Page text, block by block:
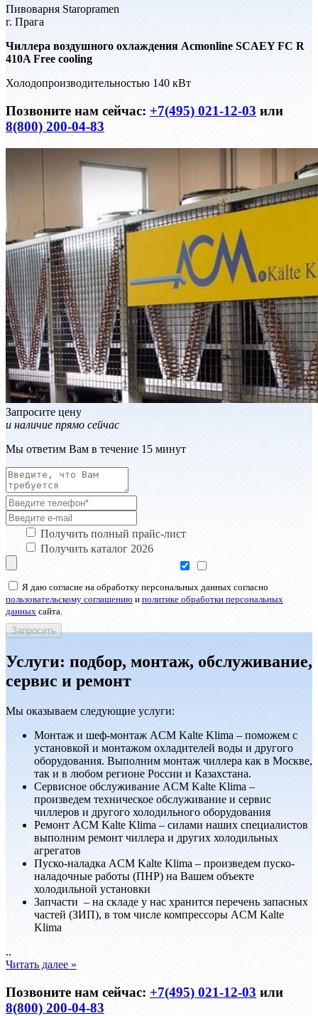
Пивоварня Staropramen
г. Прага
Чиллера воздушного охлаждения Acmonline SCAEY FC R
410A Free cooling
Холодопроизводительностью 140 кВт
Позвоните нам сейчас: +7(495) 021-12-03 или
8(800) 200-04-83
Запросите цену
и наличие прямо сейчас
Мы ответим Вам в течение 15 минут
Получить полный прайс-лист
Получить каталог 2026
Я даю согласие на обработку персональных данных согласно
пользовательскому соглашению и политике обработки персональных
данных сайта.
Услуги: подбор, монтаж, обслуживание,
сервис и ремонт
Мы оказываем следующие услуги:
Монтаж и шеф-монтаж ACM Kalte Klima – поможем с
установкой и монтажом охладителей воды и другого
оборудования. Выполним монтаж чиллера как в Москве,
так и в любом регионе России и Казахстана.
Сервисноe обслуживание ACM Kalte Klima –
произведем техническое обслуживание и сервис
чиллеров и другого холодильного оборудования
Ремонт ACM Kalte Klima – силами наших специалистов
выполним ремонт чиллера и других холодильных
агрегатов
Пуско-наладка ACM Kalte Klima – произведем пуско-
наладочные работы (ПНР) на Вашем объекте
холодильной установки
Запчасти – на складе у нас хранится перечень запасных
частей (ЗИП), в том числе компрессоры ACM Kalte
Klima
..
Читать далее »
Позвоните нам сейчас: +7(495) 021-12-03 или
8(800) 200-04-83